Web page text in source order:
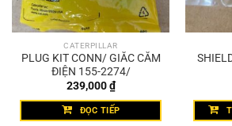
CATERPILLAR
PLUG KIT CONN/ GIẮC CẮM
ĐIỆN 155-2274/
239,000₫
ĐỌC TIẾP